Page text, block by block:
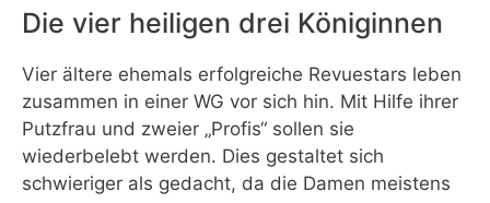
Die vier heiligen drei Königinnen
Vier ältere ehemals erfolgreiche Revuestars leben
zusammen in einer WG vor sich hin. Mit Hilfe ihrer
Putzfrau und zweier „Profis“ sollen sie
wiederbelebt werden. Dies gestaltet sich
schwieriger als gedacht, da die Damen meistens